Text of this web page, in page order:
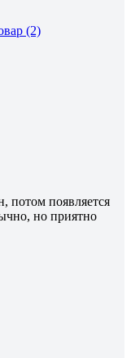
(2)
потом появляется
но приятно